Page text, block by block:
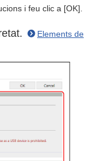
i feu clic a [OK].
Elements de